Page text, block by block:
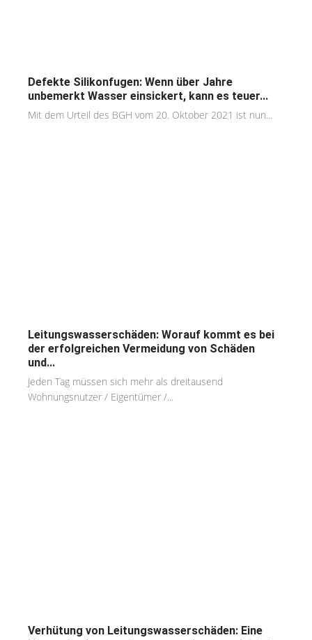
Defekte Silikonfugen: Wenn über Jahre
unbemerkt Wasser einsickert, kann es teuer...
Mit dem Urteil des BGH vom 20. Oktober 2021 ist nun...
Leitungswasserschäden: Worauf kommt es bei
der erfolgreichen Vermeidung von Schäden
und...
Jeden Tag müssen sich mehr als dreitausend
Wohnungsnutzer / Eigentümer /...
Verhütung von Leitungswasserschäden: Eine